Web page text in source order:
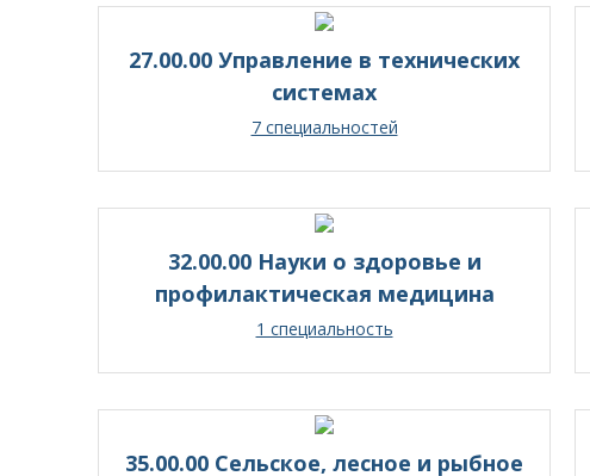
27.00.00 Управление в технических
системах
7 специальностей
32.00.00 Науки о здоровье и
профилактическая медицина
1 специальность
35.00.00 Сельское, лесное и рыбное